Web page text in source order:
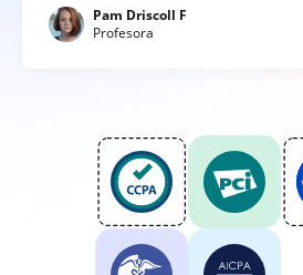
Pam Driscoll F
Profesora